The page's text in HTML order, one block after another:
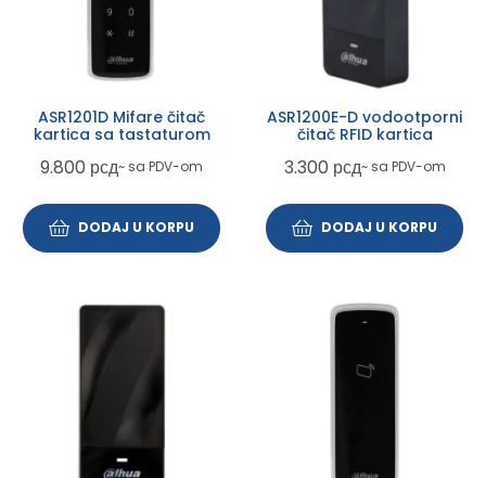
ASR1201D Mifare čitač
kartica sa tastaturom
9.800 рсд~ sa PDV-om
DODAJ U KORPU
ASR1200E-D vodootporni
čitač RFID kartica
3.300 рсд~ sa PDV-om
DODAJ U KORPU